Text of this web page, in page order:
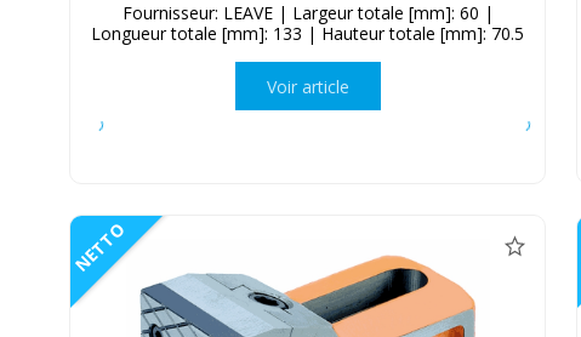
Fournisseur: LEAVE | Largeur totale [mm]: 60 |
Longueur totale [mm]: 133 | Hauteur totale [mm]: 70.5
Voir article
NETTO